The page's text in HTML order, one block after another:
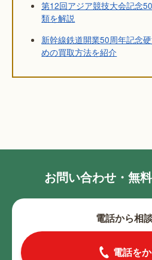
第12回アジア競技大会記念
類を解説
新幹線鉄道開業50周年記念
めの買取方法を紹介
お問い合わせ・無
電話から相
電話を